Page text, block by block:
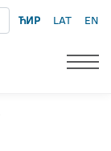
ЋИР LAT EN